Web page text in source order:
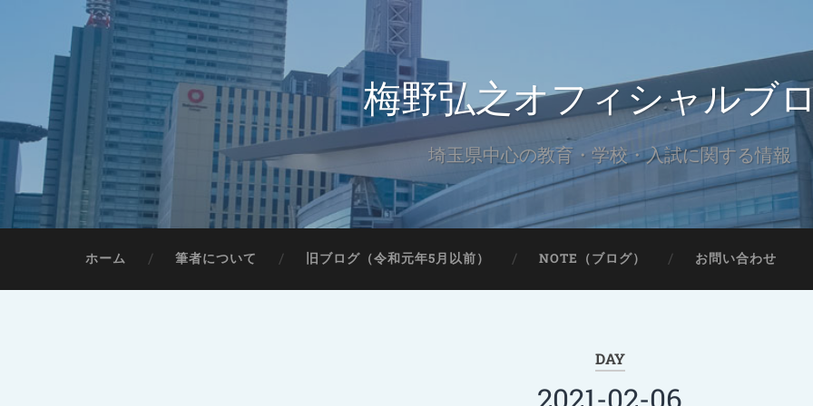
梅野弘之オフィシャルブ
埼玉県中心の教育・学校・入試に関する情報
ホーム 筆者について 旧ブログ（令和元年5月以前） NOTE（ブログ） お問い合わせ
DAY